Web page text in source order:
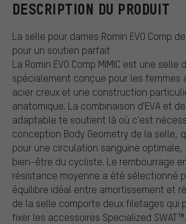
DESCRIPTION DU PRODUIT
La selle pour dames Romin EVO Comp
pour un soutien parfait
La Romin EVO Comp MIMIC est une selle
spécialement conçue pour les femmes
acier creux et une construction
anatomique. La combinaison d'EVA et
adaptable te soutient là où c'est
conception Body Geometry de la selle,
pour une circulation sanguine
bien-être du cycliste. Le rembourrage
résistance moyenne a été sélectionné
équilibre idéal entre amortissement et
de la selle comporte deux filetages qui
fixer les accessoires Specialized SWAT™.